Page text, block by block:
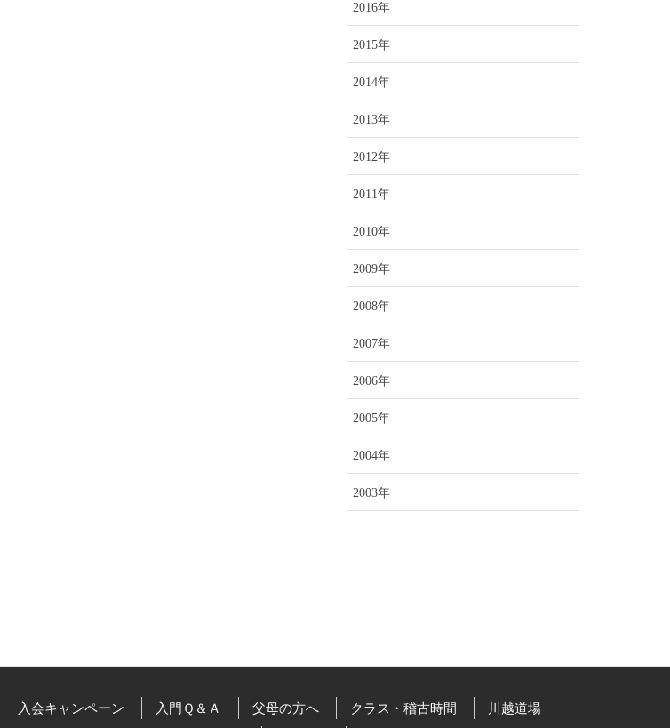
2016年
2015年
2014年
2013年
2012年
2011年
2010年
2009年
2008年
2007年
2006年
2005年
2004年
2003年
入会キャンペーン 入門Ｑ＆Ａ 父母の方へ クラス・稽古時間
川越道場